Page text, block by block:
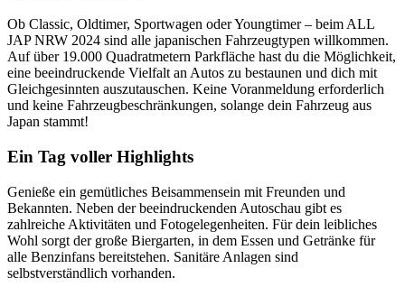
Ob Classic, Oldtimer, Sportwagen oder Youngtimer – beim ALL
JAP NRW 2024 sind alle japanischen Fahrzeugtypen willkommen.
Auf über 19.000 Quadratmetern Parkfläche hast du die Möglichkeit,
eine beeindruckende Vielfalt an Autos zu bestaunen und dich mit
Gleichgesinnten auszutauschen. Keine Voranmeldung erforderlich
und keine Fahrzeugbeschränkungen, solange dein Fahrzeug aus
Japan stammt!
Ein Tag voller Highlights
Genieße ein gemütliches Beisammensein mit Freunden und
Bekannten. Neben der beeindruckenden Autoschau gibt es
zahlreiche Aktivitäten und Fotogelegenheiten. Für dein leibliches
Wohl sorgt der große Biergarten, in dem Essen und Getränke für
alle Benzinfans bereitstehen. Sanitäre Anlagen sind
selbstverständlich vorhanden.